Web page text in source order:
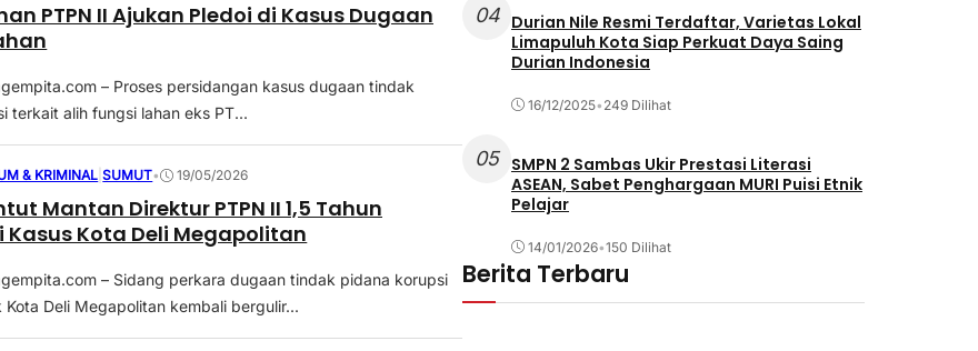
PTPN II Ajukan Pledoi di Kasus Dugaan
– Proses persidangan kasus dugaan tindak
terkait alih fungsi lahan eks PT...
& KRIMINAL |SUMUT• 19/05/2026
Mantan Direktur PTPN II 1,5 Tahun
Kasus Kota Deli Megapolitan
– Sidang perkara dugaan tindak pidana korupsi
Deli Megapolitan kembali bergulir...
04 Durian Nile Resmi Terdaftar, Varietas Lokal
Limapuluh Kota Siap Perkuat Daya Saing
Durian Indonesia
16/12/2025• 249 Dilihat
05 SMPN 2 Sambas Ukir Prestasi Literasi
ASEAN, Sabet Penghargaan MURI Puisi Etnik
Pelajar
14/01/2026•150 Dilihat
Berita Terbaru